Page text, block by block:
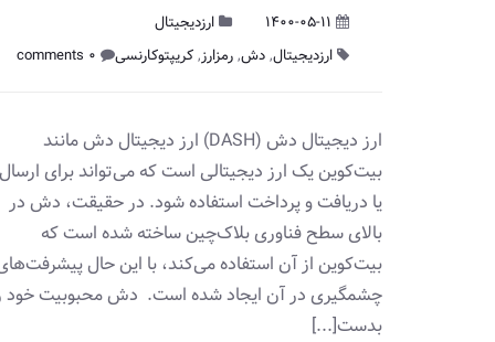
1400-05-11
ارزدیجیتال
ارزدیجیتال,دش,رمزارز,کریپتوکارنسی 0 comments
ارز دیجیتال دش (DASH) ارز دیجیتال دش مانند
بیت‌کوین یک ارز دیجیتالی است که می‌تواند برای ارسال
یا دریافت و پرداخت استفاده شود. در حقیقت، دش در
بالای سطح فناوری بلاک‌چین ساخته شده است که
بیت‌کوین از آن استفاده می‌کند، با این حال
چشمگیری در آن ایجاد شده است. دش محبوبیت خود
بدست[...]